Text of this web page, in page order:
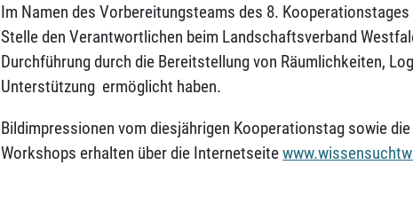
Im Namen des Vorbereitungsteams des 8.
Stelle den Verantwortlichen beim Landschaftsverband
Durchführung durch die Bereitstellung von Räumlichkeiten,
Unterstützung ermöglicht haben.
Bildimpressionen vom diesjährigen Kooperationstag sowie
Workshops erhalten über die Internetseite